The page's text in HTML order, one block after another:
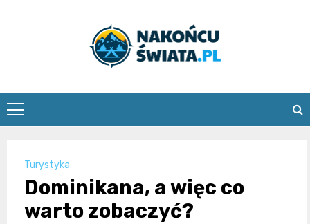
Turystyka
Dominikana, a więc co
warto zobaczyć?